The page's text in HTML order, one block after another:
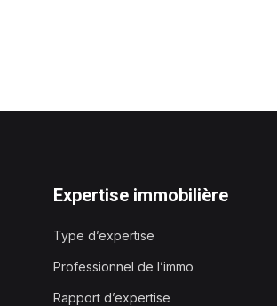
Expertise immobilière
Type d’expertise
Professionnel de l’immo
Rapport d’expertise